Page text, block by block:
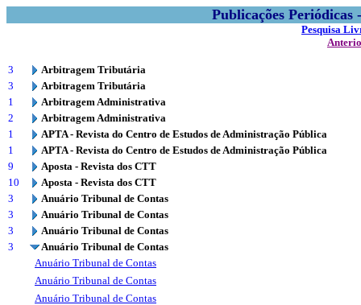
Publicações
Pesquisa
3
Arbitragem Tributária
3
Arbitragem Tributária
1
Arbitragem Administrativa
2
Arbitragem Administrativa
1
APTA - Revista do Centro de Estudos de Administração Pública
1
APTA - Revista do Centro de Estudos de Administração Pública
9
Aposta - Revista dos CTT
10
Aposta - Revista dos CTT
3
Anuário Tribunal de Contas
3
Anuário Tribunal de Contas
3
Anuário Tribunal de Contas
3
Anuário Tribunal de Contas
Anuário Tribunal de Contas
Anuário Tribunal de Contas
Anuário Tribunal de Contas